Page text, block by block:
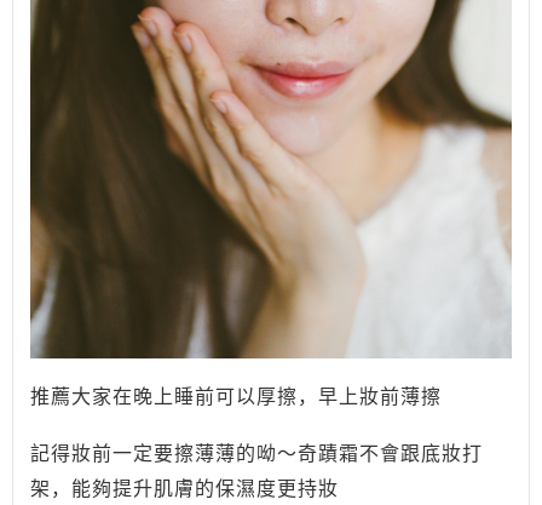
推薦大家在晚上睡前可以厚擦，早上妝前薄擦
記得妝前一定要擦薄薄的呦～奇蹟霜不會跟底妝打
架，能夠提升肌膚的保濕度更持妝